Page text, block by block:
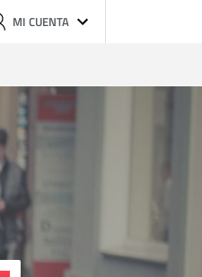
MI CUENTA